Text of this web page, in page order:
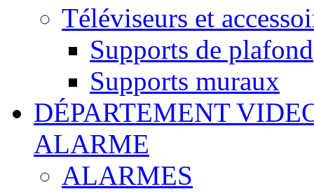
Téléviseurs et
Supports de plafond
Supports muraux
DÉPARTEMENT
ALARME
ALARMES